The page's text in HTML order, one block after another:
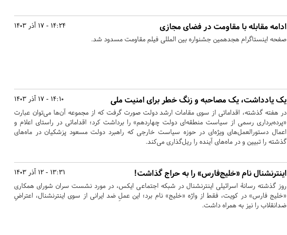
14:24 - 17 آذر 1403 ادامه مقابله با مقاومت در فضای مجازی
صفحه اینستاگرام هجدهمین جشنواره بین المللی فیلم مقاومت مسدود شد.
14:10 - 17 آذر 1403 یک یادداشت، یک مصاحبه و زنگ خطر برای امنیت ملی
در هفته گذشته، اقداماتی از سوی مقامات ارشد دولت صورت گرفت که از مجموعه آن‌ها می‌توان عبارت
«پرده‌برداری رسمی از سیاست منطقه‌ای دولت چهاردهم» را برداشت کرد؛ اقداماتی در راستای اعلام و
اعمال دستورالعمل‌های ویژه‌ای در حوزه سیاست خارجی که راهبرد دولت مسعود پزشکیان در ماه‌های
گذشته را تبیین و در ماه‌های آینده را ریل‌گذاری می‌کند.
13:31 - 12 آذر 1403 اینترنشنال نام «خلیج‌فارس» را به حراج گذاشت!
روز گذشته رسانۀ اسرائیلی اینترنشنال در شبکه اجتماعی ایکس، در مورد نشست سران شورای همکاری
«خلیج فارس» در کویت، فقط از واژه «خلیج» نام برد؛ این عملِ ضد ایرانی از سوی اینترنشنال، اعتراضِ
ضدانقلاب را نیز به همراه داشت.